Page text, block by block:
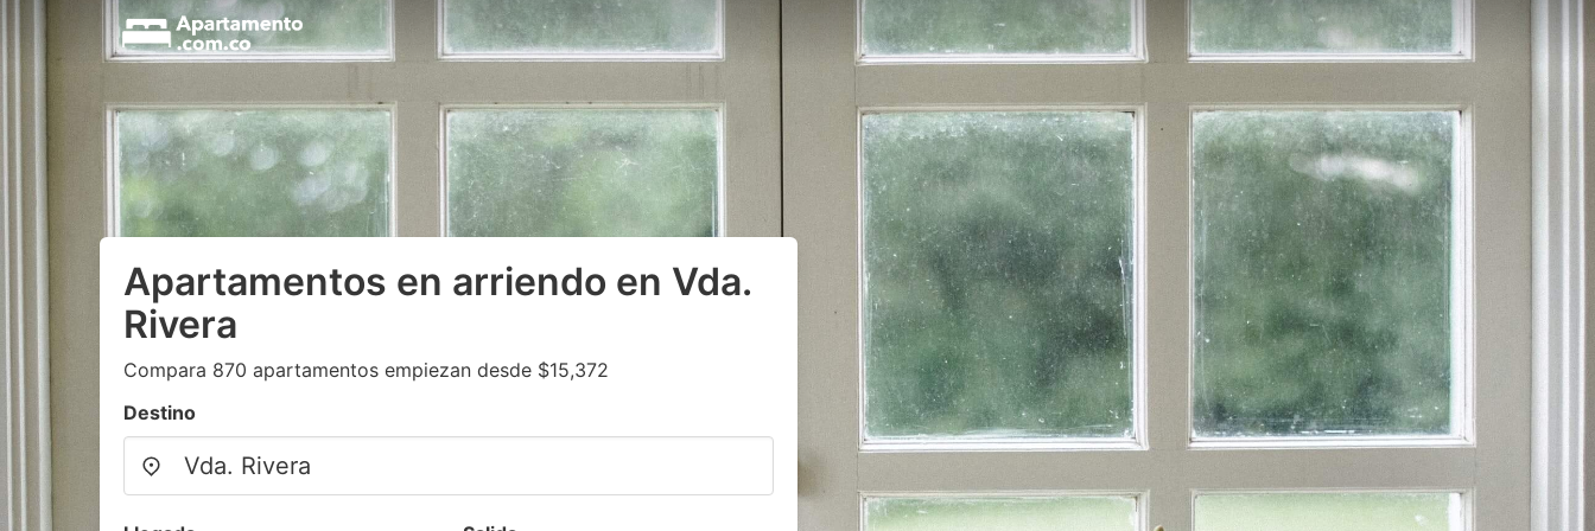
Apartamentos en arriendo en Vda.
Rivera
Compara 870 apartamentos empiezan desde $15,372
Destino